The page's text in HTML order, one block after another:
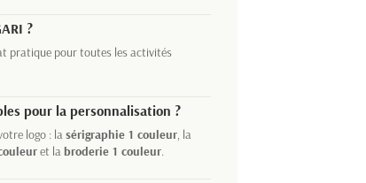
?
pratique pour toutes les activités
pour la personnalisation ?
logo : lasérigraphie 1 couleur, la
et labroderie 1 couleur.